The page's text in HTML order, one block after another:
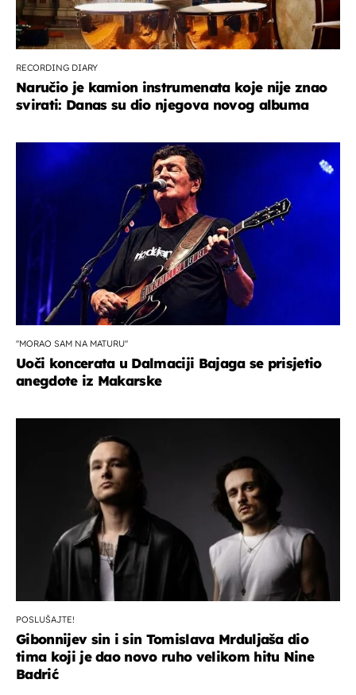
RECORDING DIARY
Naručio je kamion instrumenata koje nije znao
svirati: Danas su dio njegova novog albuma
''MORAO SAM NA MATURU''
Uoči koncerata u Dalmaciji Bajaga se prisjetio
anegdote iz Makarske
POSLUŠAJTE!
Gibonnijev sin i sin Tomislava Mrduljaša dio
tima koji je dao novo ruho velikom hitu Nine
Badrić